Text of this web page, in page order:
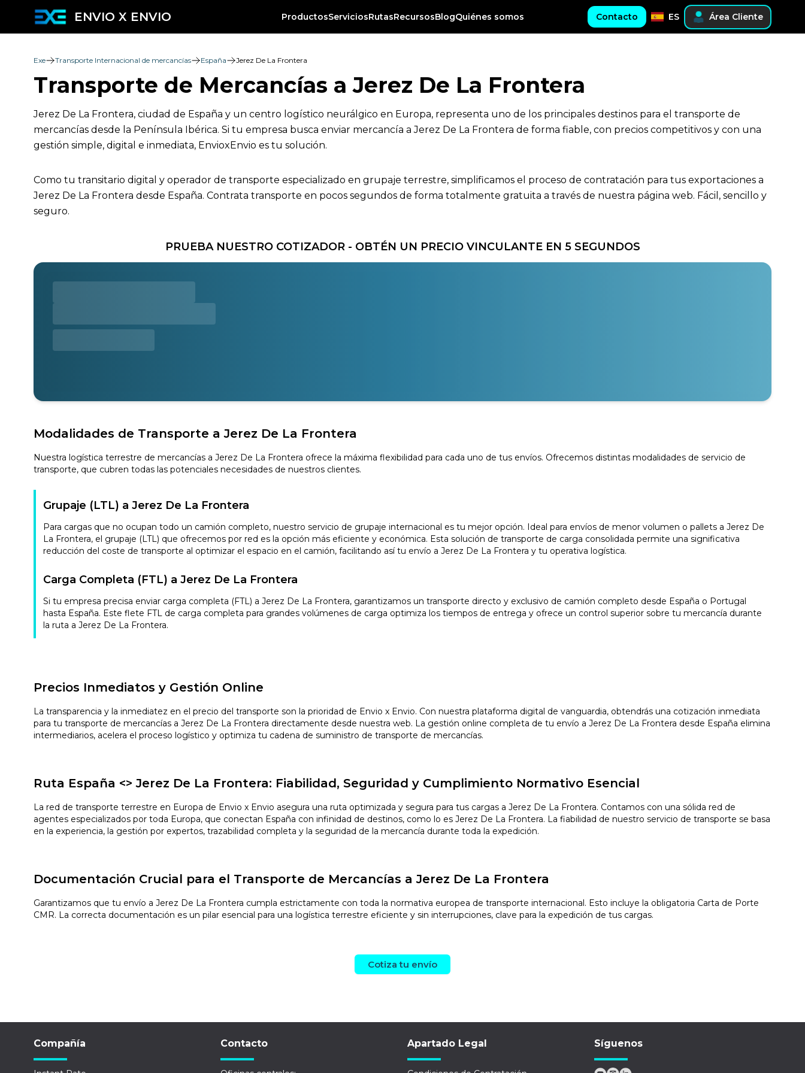
ENVIO X ENVIO ProductosServiciosRutasRecursosBlogQuiénes somos Contacto ES Área Cliente
Exe Transporte Internacional de mercancías España Jerez De La Frontera
Transporte de Mercancías a Jerez De La Frontera
Jerez De La Frontera, ciudad de España y un centro logístico neurálgico en Europa, representa uno de los principales destinos para el transporte de
mercancías desde la Península Ibérica. Si tu empresa busca enviar mercancía a Jerez De La Frontera de forma fiable, con precios competitivos y con una
gestión simple, digital e inmediata, EnvioxEnvio es tu solución.
Como tu transitario digital y operador de transporte especializado en grupaje terrestre, simplificamos el proceso de contratación para tus exportaciones a
Jerez De La Frontera desde España. Contrata transporte en pocos segundos de forma totalmente gratuita a través de nuestra página web. Fácil, sencillo y
seguro.
PRUEBA NUESTRO COTIZADOR - OBTÉN UN PRECIO VINCULANTE EN 5 SEGUNDOS
Modalidades de Transporte a Jerez De La Frontera
Nuestra logística terrestre de mercancías a Jerez De La Frontera ofrece la máxima flexibilidad para cada uno de tus envíos. Ofrecemos distintas modalidades de servicio de
transporte, que cubren todas las potenciales necesidades de nuestros clientes.
Grupaje (LTL) a Jerez De La Frontera
Para cargas que no ocupan todo un camión completo, nuestro servicio de grupaje internacional es tu mejor opción. Ideal para envíos de menor volumen o pallets a Jerez De
La Frontera, el grupaje (LTL) que ofrecemos por red es la opción más eficiente y económica. Esta solución de transporte de carga consolidada permite una significativa
reducción del coste de transporte al optimizar el espacio en el camión, facilitando así tu envío a Jerez De La Frontera y tu operativa logística.
Carga Completa (FTL) a Jerez De La Frontera
Si tu empresa precisa enviar carga completa (FTL) a Jerez De La Frontera, garantizamos un transporte directo y exclusivo de camión completo desde España o Portugal
hasta España. Este flete FTL de carga completa para grandes volúmenes de carga optimiza los tiempos de entrega y ofrece un control superior sobre tu mercancía durante
la ruta a Jerez De La Frontera.
Precios Inmediatos y Gestión Online
La transparencia y la inmediatez en el precio del transporte son la prioridad de Envio x Envio. Con nuestra plataforma digital de vanguardia, obtendrás una cotización inmediata
para tu transporte de mercancías a Jerez De La Frontera directamente desde nuestra web. La gestión online completa de tu envío a Jerez De La Frontera desde España elimina
intermediarios, acelera el proceso logístico y optimiza tu cadena de suministro de transporte de mercancías.
Ruta España <> Jerez De La Frontera: Fiabilidad, Seguridad y Cumplimiento Normativo Esencial
La red de transporte terrestre en Europa de Envio x Envio asegura una ruta optimizada y segura para tus cargas a Jerez De La Frontera. Contamos con una sólida red de
agentes especializados por toda Europa, que conectan España con infinidad de destinos, como lo es Jerez De La Frontera. La fiabilidad de nuestro servicio de transporte se basa
en la experiencia, la gestión por expertos, trazabilidad completa y la seguridad de la mercancía durante toda la expedición.
Documentación Crucial para el Transporte de Mercancías a Jerez De La Frontera
Garantizamos que tu envío a Jerez De La Frontera cumpla estrictamente con toda la normativa europea de transporte internacional. Esto incluye la obligatoria Carta de Porte
CMR. La correcta documentación es un pilar esencial para una logística terrestre eficiente y sin interrupciones, clave para la expedición de tus cargas.
Cotiza tu envío
Compañía Contacto Apartado Legal Síguenos